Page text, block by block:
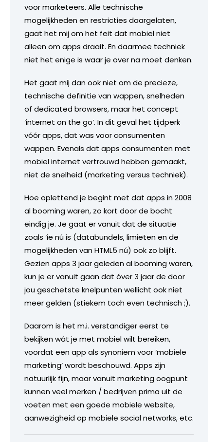
voor marketeers. Alle technische
mogelijkheden en restricties daargelaten,
gaat het mij om het feit dat mobiel niet
alleen om apps draait. En daarmee techniek
niet het enige is waar je over na moet denken.
Het gaat mij dan ook niet om de precieze,
technische definitie van wappen, snelheden
of dedicated browsers, maar het concept
‘internet on the go’. In dit geval het tijdperk
vóór apps, dat was voor consumenten
wappen. Evenals dat apps consumenten met
mobiel internet vertrouwd hebben gemaakt,
niet de snelheid (marketing versus techniek).
Hoe oplettend je begint met dat apps in 2008
al booming waren, zo kort door de bocht
eindig je. Je gaat er vanuit dat de situatie
zoals ‘ie nú is (databundels, limieten en de
mogelijkheden van HTML5 nú) ook zo blijft.
Gezien apps 3 jaar geleden al booming waren,
kun je er vanuit gaan dat óver 3 jaar de door
jou geschetste knelpunten wellicht ook niet
meer gelden (stiekem toch even technisch ;).
Daarom is het m.i. verstandiger eerst te
bekijken wát je met mobiel wilt bereiken,
voordat een app als synoniem voor ‘mobiele
marketing’ wordt beschouwd. Apps zijn
natuurlijk fijn, maar vanuit marketing oogpunt
kunnen veel merken / bedrijven prima uit de
voeten met een goede mobiele website,
aanwezigheid op mobiele social networks, etc.